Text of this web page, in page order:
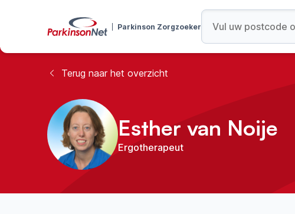
Parkinson Zorgzoeker
Terug naar het overzicht
Esther van Noije
Ergotherapeut